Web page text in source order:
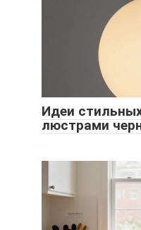
Идеи
люстрами